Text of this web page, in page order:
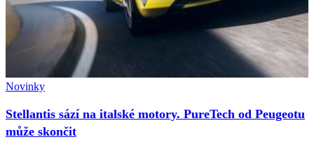
Novinky
Stellantis sází na italské motory. PureTech od Peugeotu
může skončit